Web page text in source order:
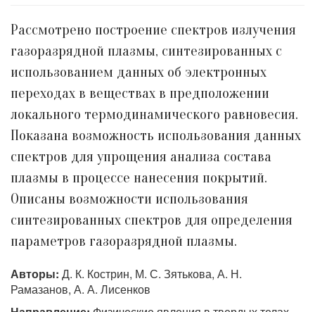
Рассмотрено построение спектров излучения
газоразрядной плазмы, синтезированных с
использованием данных об электронных
переходах в веществах в предположении
локального термодинамического равновесия.
Показана возможность использования данных
спектров для упрощения анализа состава
плазмы в процессе нанесения покрытий.
Описаны возможности использования
синтезированных спектров для определения
параметров газоразрядной плазмы.
Авторы: Д. К. Кострин, М. С. Зятькова, А. Н.
Рамазанов, А. А. Лисенков